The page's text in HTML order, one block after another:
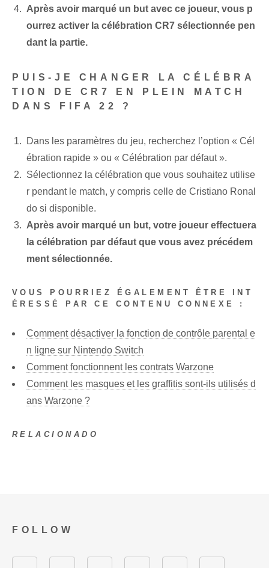
Après avoir marqué un but avec ce joueur, vous p
ourrez activer la célébration CR7 sélectionnée pen
dant la partie.
PUIS-JE CHANGER LA CÉLÉBRA
TION DE CR7 EN PLEIN MATCH
DANS FIFA 22 ?
Dans les paramètres du jeu, recherchez l’option « Cél
ébration rapide » ou « Célébration par défaut ».
Sélectionnez la célébration que vous souhaitez utilise
r pendant le match, y compris celle de Cristiano Ronal
do si disponible.
Après avoir marqué un but, votre joueur effectuera
la célébration par défaut que vous avez précédem
ment sélectionnée.
VOUS POURRIEZ ÉGALEMENT ÊTRE INT
ÉRESSÉ PAR CE CONTENU CONNEXE :
Comment désactiver la fonction de contrôle parental e
n ligne sur Nintendo Switch
Comment fonctionnent les contrats Warzone
Comment les masques et les graffitis sont-ils utilisés d
ans Warzone ?
RELACIONADO
FOLLOW